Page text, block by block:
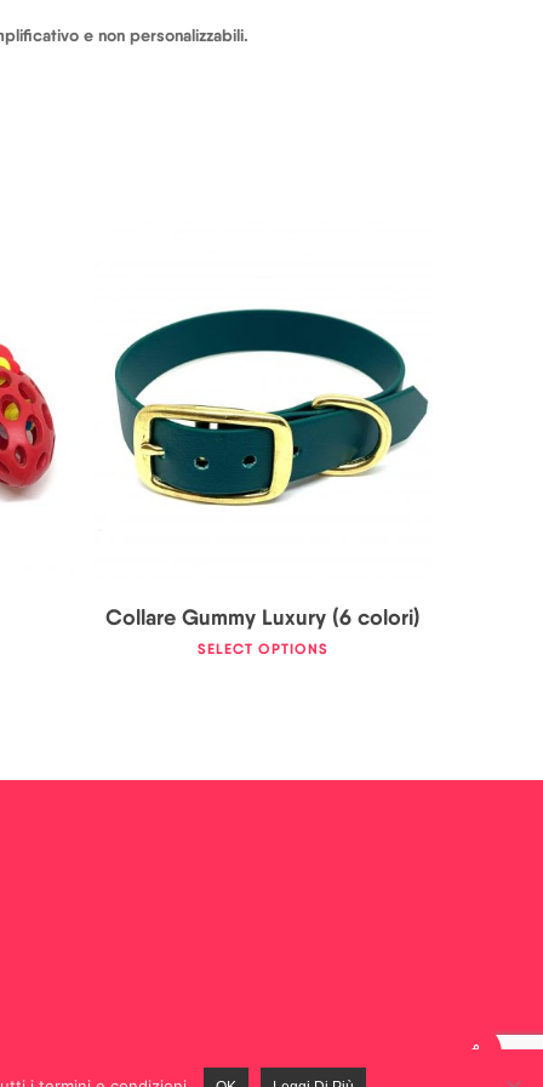
e non personalizzabili.
20,50 24,50€
Collare Gummy Luxury (6 colori)
SELECT OPTIONS